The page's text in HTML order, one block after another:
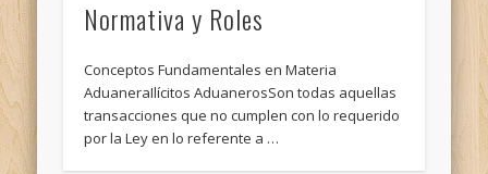
Normativa y Roles
Conceptos Fundamentales en Materia
AduaneraIlícitos AduanerosSon todas aquellas
transacciones que no cumplen con lo requerido
por la Ley en lo referente a …